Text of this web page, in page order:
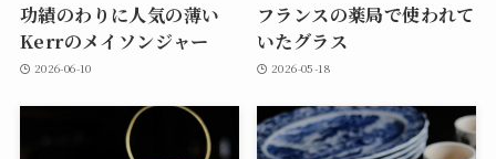
功績のわりに人気の薄い
Kerrのメイソンジャー
2026-06-10
フランスの薬局で使われて
いたグラス
2026-05-18